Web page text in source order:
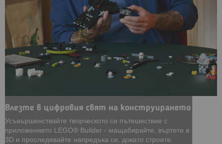
Влезте в цифровия свят на конструирането
Усъвършенствайте творческото си пътешествие с
приложението LEGO® Builder - мащабирайте, въртете в
3D и проследявайте напредъка си, докато строите.